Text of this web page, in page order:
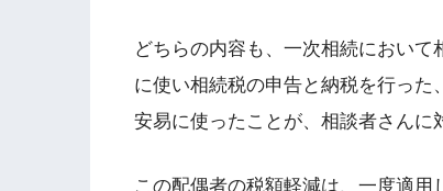
どちらの内容も、一次相続におい
に使い相続税の申告と納税を行っ
安易に使ったことが、相談者さんに
この配偶者の税額軽減は、一度適